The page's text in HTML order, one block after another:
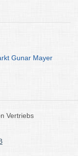
Gunar Mayer
Vertriebs